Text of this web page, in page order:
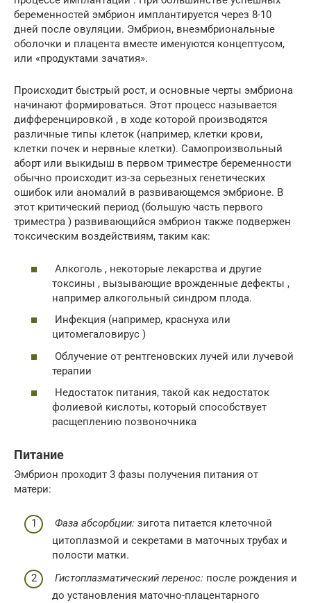
беременностей эмбрион имплантируется через 8-10
дней после овуляции. Эмбрион, внеэмбриональные
оболочки и плацента вместе именуются концептусом,
или «продуктами зачатия».
Происходит быстрый рост, и основные черты эмбриона
начинают формироваться. Этот процесс называется
дифференцировкой , в ходе которой производятся
различные типы клеток (например, клетки крови,
клетки почек и нервные клетки). Самопроизвольный
аборт или выкидыш в первом триместре беременности
обычно происходит из-за серьезных генетических
ошибок или аномалий в развивающемся эмбрионе. В
этот критический период (большую часть первого
триместра ) развивающийся эмбрион также подвержен
токсическим воздействиям, таким как:
Алкоголь , некоторые лекарства и другие
токсины , вызывающие врожденные дефекты ,
например алкогольный синдром плода.
Инфекция (например, краснуха или
цитомегаловирус )
Облучение от рентгеновских лучей или лучевой
терапии
Недостаток питания, такой как недостаток
фолиевой кислоты, который способствует
расщеплению позвоночника
Питание
Эмбрион проходит 3 фазы получения питания от
матери:
Фаза абсорбции: зигота питается клеточной
цитоплазмой и секретами в маточных трубах и
полости матки.
Гистоплазматический перенос: после рождения и
до установления маточно-плацентарного